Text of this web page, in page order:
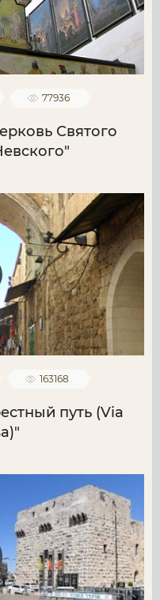
77936
Святого
163168
путь (Via